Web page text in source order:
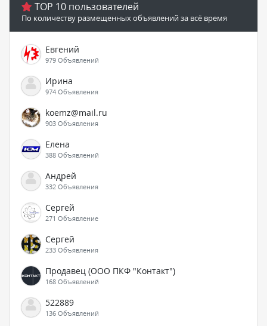
TOP 10 пользователей
По количеству размещенных объявлений за всё время
Евгений
979 Объявлений
Ирина
974 Объявления
koemz@mail.ru
903 Объявления
Елена
388 Объявлений
Андрей
332 Объявления
Сергей
271 Объявление
Сергей
233 Объявления
Продавец (ООО ПКФ "Контакт")
168 Объявлений
522889
136 Объявлений